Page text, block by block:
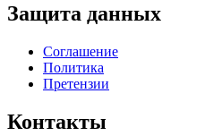
Защита данных
Соглашение
Политика
Претензии
Контакты